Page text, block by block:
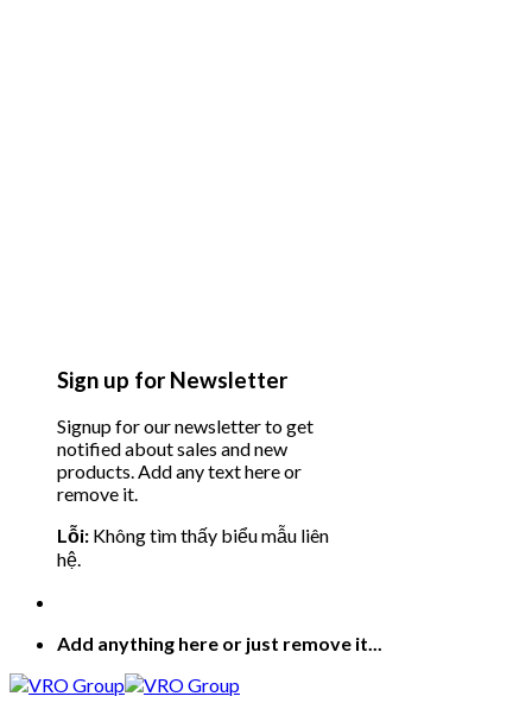
Sign up for Newsletter
Signup for our newsletter to get
notified about sales and new
products. Add any text here or
remove it.
Lỗi: Không tìm thấy biểu mẫu liên
hệ.
Add anything here or just remove it...